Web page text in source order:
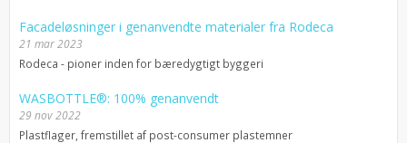
Facadeløsninger i genanvendte materialer fra Rodeca
21 mar 2023
Rodeca - pioner inden for bæredygtigt byggeri
WASBOTTLE®: 100% genanvendt
29 nov 2022
Plastflager, fremstillet af post-consumer plastemner